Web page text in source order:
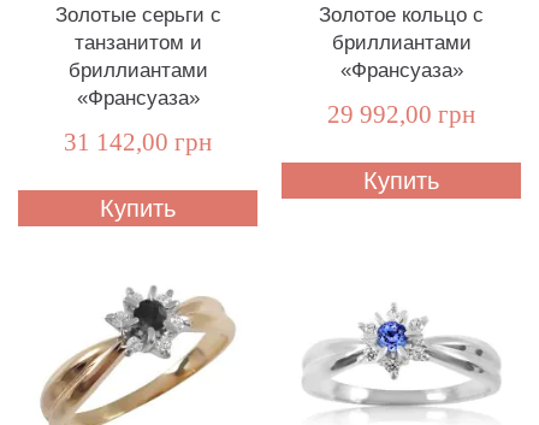
Золотые серьги с
танзанитом и
бриллиантами
«Франсуаза»
31 142,00 грн
Купить
Золотое кольцо с
бриллиантами
«Франсуаза»
29 992,00 грн
Купить